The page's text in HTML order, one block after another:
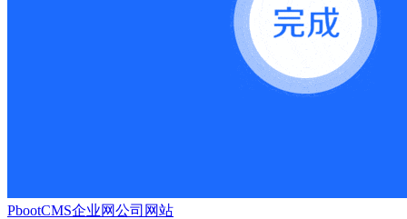
PbootCMS企业网公司网站